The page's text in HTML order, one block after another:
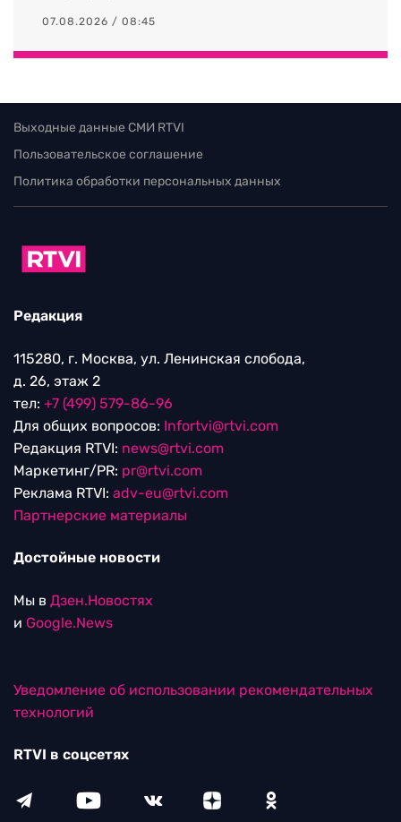
07.08.2026 / 08:45
Выходные данные СМИ RTVI
Пользовательское соглашение
Политика обработки персональных данных
Редакция
115280, г. Москва, ул. Ленинская слобода,
д. 26, этаж 2
тел: +7 (499) 579-86-96
Для общих вопросов: Infortvi@rtvi.com
Редакция RTVI: news@rtvi.com
Маркетинг/PR: pr@rtvi.com
Реклама RTVI: adv-eu@rtvi.com
Партнерские материалы
Достойные новости
Мы в Дзен.Новостях
и Google.News
Уведомление об использовании рекомендательных
технологий
RTVI в соцсетях